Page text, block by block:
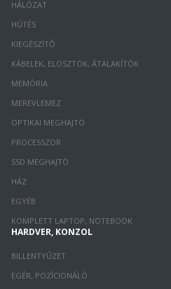
HÁLÓZAT
HŰTÉS
KIEGÉSZÍTŐ
KÁBELEK, ELOSZTÓK, ÁTALAKÍTÓK
MEMÓRIA
MEREVLEMEZ
OPTIKAI MEGHAJTÓ
PROCESSZOR
SSD MEGHAJTÓ
HÁZ
EGYÉB
KOMPLETT LAPTOP, NOTEBOOK
HARDVER, KONZOL
BILLENTYŰZET
EGÉR, POZÍCIONÁLÓ